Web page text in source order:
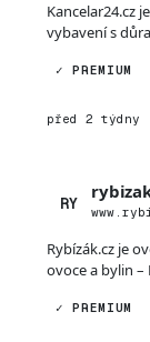
Kancelar24.cz
vybavení s
✓ PREMIUM
před 2 týdny
RY
Rybízák.cz je
ovoce a bylin –
✓ PREMIUM